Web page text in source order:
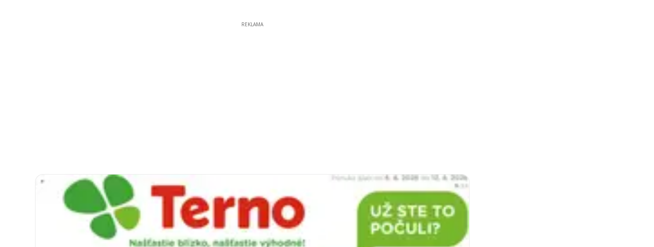
REKLAMA